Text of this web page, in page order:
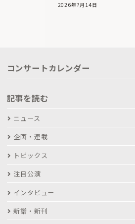
2026年7月14日
コンサートカレンダー
記事を読む
ニュース
企画・連載
トピックス
注目公演
インタビュー
新譜・新刊